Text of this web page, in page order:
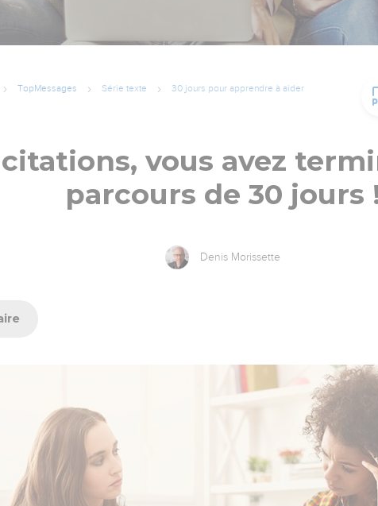
TopMessages Série texte 30 jours pour apprendre à aider
vous avez
parcours de 30 jours
Denis Morissette